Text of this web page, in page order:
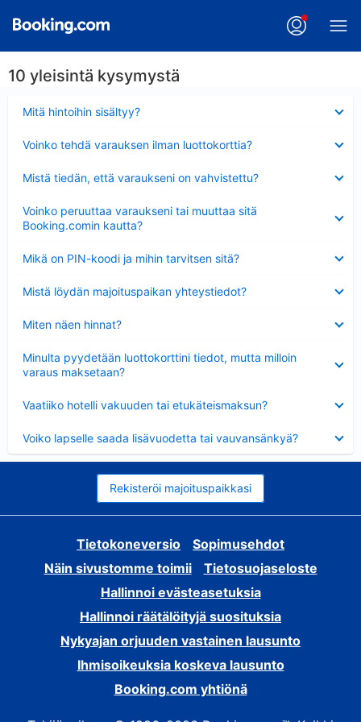
10 yleisintä kysymystä
Mitä hintoihin sisältyy?
Voinko tehdä varauksen ilman luottokorttia?
Mistä tiedän, että varaukseni on vahvistettu?
Voinko peruuttaa varaukseni tai muuttaa sitä
Booking.comin kautta?
Mikä on PIN-koodi ja mihin tarvitsen sitä?
Mistä löydän majoituspaikan yhteystiedot?
Miten näen hinnat?
Minulta pyydetään luottokorttini tiedot, mutta milloin
varaus maksetaan?
Vaatiiko hotelli vakuuden tai etukäteismaksun?
Voiko lapselle saada lisävuodetta tai vauvansänkyä?
Rekisteröi majoituspaikkasi
Tietokoneversio
Sopimusehdot
Näin sivustomme toimii
Tietosuojaseloste
Hallinnoi evästeasetuksia
Hallinnoi räätälöityjä suosituksia
Nykyajan orjuuden vastainen lausunto
Ihmisoikeuksia koskeva lausunto
Booking.com yhtiönä